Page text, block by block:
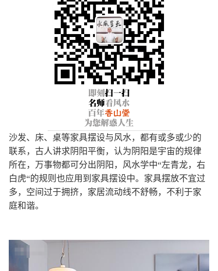
沙发、床、桌等家具摆设与风水，都有或多或少的
联系，古人讲求阴阳平衡，认为阴阳是宇宙的规律
所在，万事物都可分出阴阳，风水学中“左青龙，右
白虎“的规则也应用到家具摆设中。家具摆放不宜过
多，空间过于拥挤，家居流动线不舒畅，不利于家
庭和谐。